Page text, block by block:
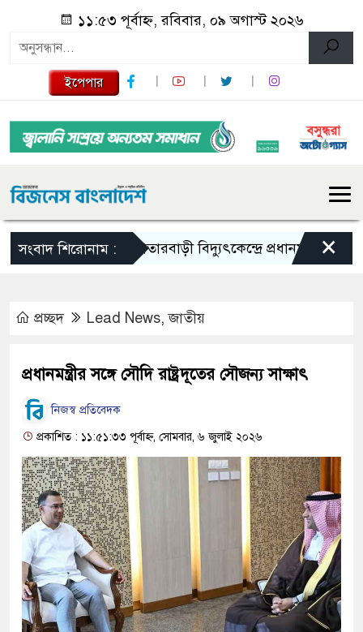
১১:৫৩ পূর্বাহ্ন, রবিবার, ০৯ অগাস্ট ২০২৬
ইপেপার
সংবাদ শিরোনাম :মাতারবাড়ী বিদ্যুৎকেন্দ্রে প্রধানমন্ত্রী ×
প্রচ্ছদ Lead News,জাতীয়
প্রধানমন্ত্রীর সঙ্গে সৌদি রাষ্ট্রদূতের সৌজন্য সাক্ষাৎ
নিজস্ব প্রতিবেদক
প্রকাশিত : ১১:৫১:৩৩ পূর্বাহ্ন, সোমবার, ৬ জুলাই ২০২৬